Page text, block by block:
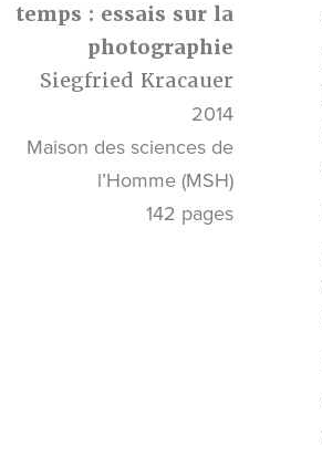
temps : essais sur la
photographie
Siegfried Kracauer
2014
Maison des sciences de
l’Homme (MSH)
142 pages